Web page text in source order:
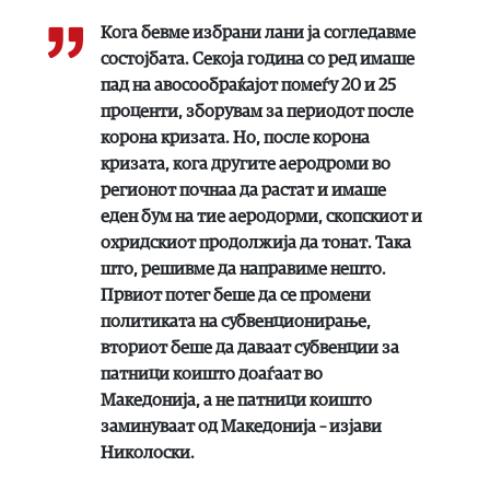
Кога бевме избрани лани ја согледавме
состојбата. Секоја година со ред имаше
пад на авосообраќајот помеѓу 20 и 25
проценти, зборувам за периодот после
корона кризата. Но, после корона
кризата, кога другите аеродроми во
регионот почнаа да растат и имаше
еден бум на тие аеродорми, скопскиот и
охридскиот продолжија да тонат. Така
што, решивме да направиме нешто.
Првиот потег беше да се промени
политиката на субвенционирање,
вториот беше да даваат субвенции за
патници коишто доаѓаат во
Македонија, а не патници коишто
заминуваат од Македонија – изјави
Николоски.